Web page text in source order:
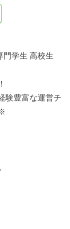
門学生 高校生
験豊富な運営チ